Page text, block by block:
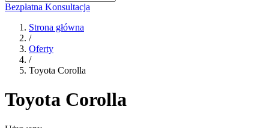
Bezpłatna Konsultacja
Strona główna
/
Oferty
/
Toyota Corolla
Toyota Corolla